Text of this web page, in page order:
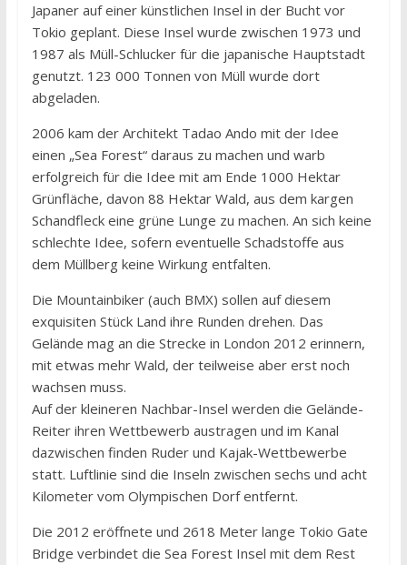
Japaner auf einer künstlichen Insel in der Bucht vor
Tokio geplant. Diese Insel wurde zwischen 1973 und
1987 als Müll-Schlucker für die japanische Hauptstadt
genutzt. 123 000 Tonnen von Müll wurde dort
abgeladen.
2006 kam der Architekt Tadao Ando mit der Idee
einen „Sea Forest“ daraus zu machen und warb
erfolgreich für die Idee mit am Ende 1000 Hektar
Grünfläche, davon 88 Hektar Wald, aus dem kargen
Schandfleck eine grüne Lunge zu machen. An sich keine
schlechte Idee, sofern eventuelle Schadstoffe aus
dem Müllberg keine Wirkung entfalten.
Die Mountainbiker (auch BMX) sollen auf diesem
exquisiten Stück Land ihre Runden drehen. Das
Gelände mag an die Strecke in London 2012 erinnern,
mit etwas mehr Wald, der teilweise aber erst noch
wachsen muss.
Auf der kleineren Nachbar-Insel werden die Gelände-
Reiter ihren Wettbewerb austragen und im Kanal
dazwischen finden Ruder und Kajak-Wettbewerbe
statt. Luftlinie sind die Inseln zwischen sechs und acht
Kilometer vom Olympischen Dorf entfernt.
Die 2012 eröffnete und 2618 Meter lange Tokio Gate
Bridge verbindet die Sea Forest Insel mit dem Rest